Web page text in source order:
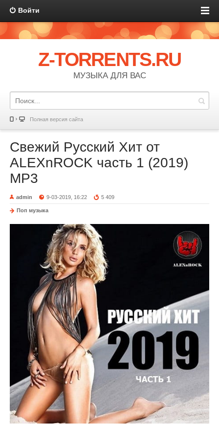
Войти
Z-TORRENTS.RU
МУЗЫКА ДЛЯ ВАС
Полная версия сайта
Свежий Русский Хит от
ALEXnROCK часть 1 (2019)
MP3
admin 9-03-2019, 16:22 5 409
Поп музыка